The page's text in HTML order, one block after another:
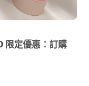
限定優惠：訂購